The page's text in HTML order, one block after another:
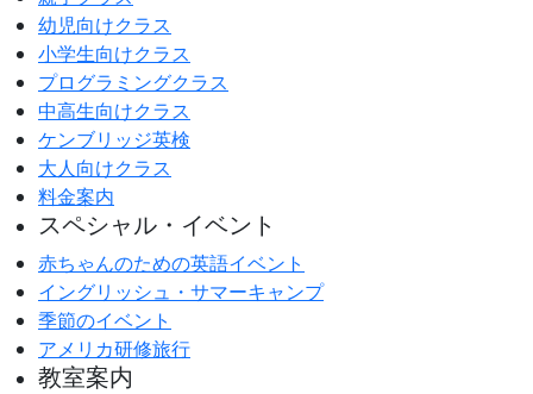
幼児向けクラス
小学生向けクラス
プログラミングクラス
中高生向けクラス
ケンブリッジ英検
大人向けクラス
料金案内
スペシャル・イベント
赤ちゃんのための英語イベント
イングリッシュ・サマーキャンプ
季節のイベント
アメリカ研修旅行
教室案内